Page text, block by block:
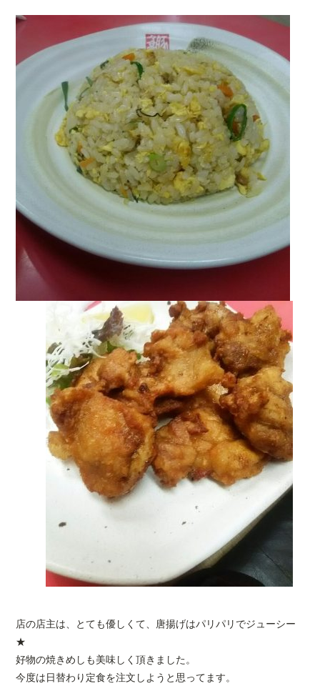
店の店主は、とても優しくて、唐揚げはパリパリでジューシー
★
好物の焼きめしも美味しく頂きました。
今度は日替わり定食を注文しようと思ってます。